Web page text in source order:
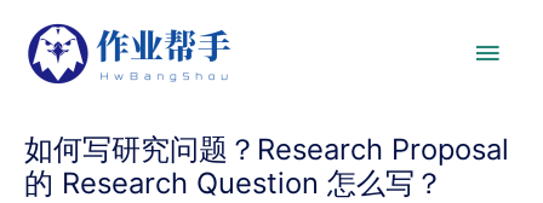
如何写研究问题？Research Proposal
的 Research Question 怎么写？